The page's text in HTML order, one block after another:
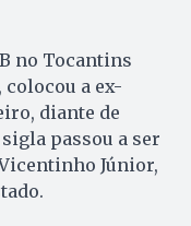
no Tocantins
a ex-
diante de
passou a ser
Júnior,